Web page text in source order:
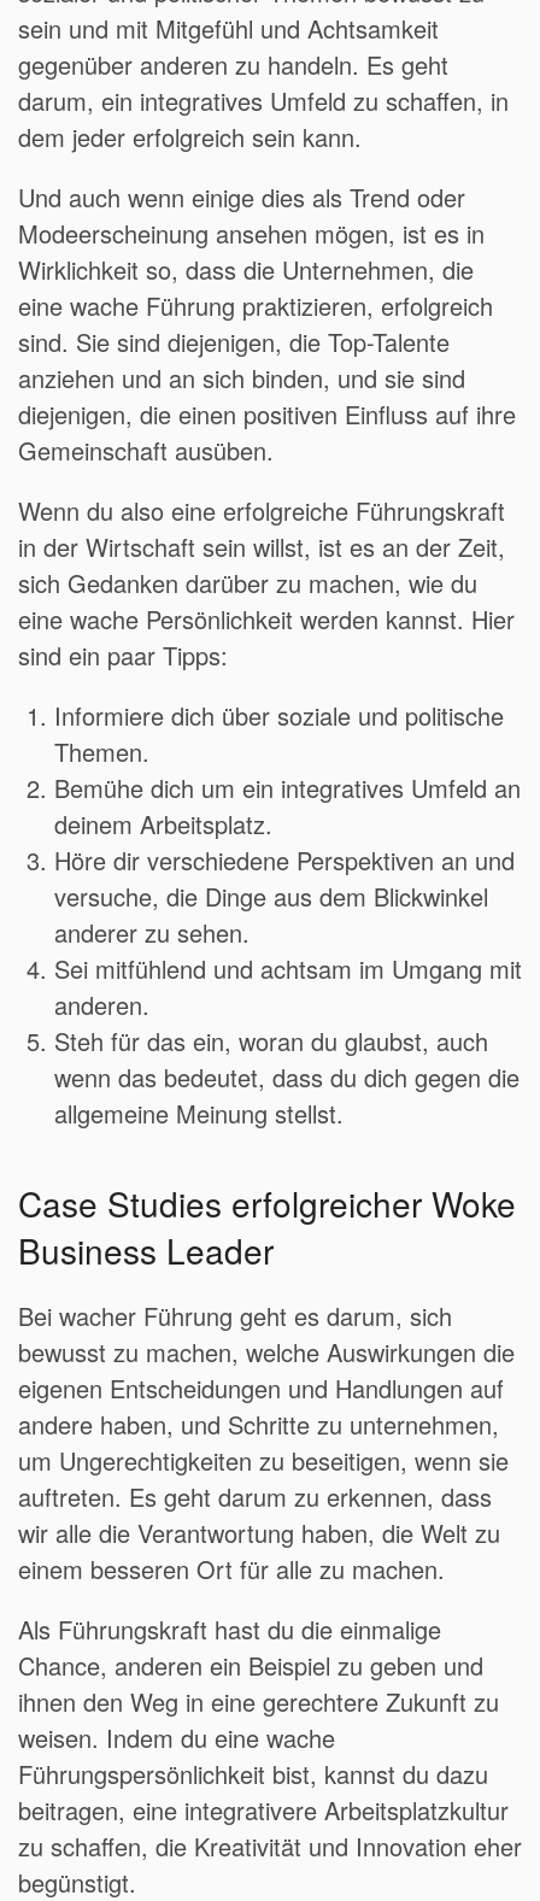
sein und mit Mitgefühl und Achtsamkeit
gegenüber anderen zu handeln. Es geht
darum, ein integratives Umfeld zu schaffen, in
dem jeder erfolgreich sein kann.
Und auch wenn einige dies als Trend oder
Modeerscheinung ansehen mögen, ist es in
Wirklichkeit so, dass die Unternehmen, die
eine wache Führung praktizieren, erfolgreich
sind. Sie sind diejenigen, die Top-Talente
anziehen und an sich binden, und sie sind
diejenigen, die einen positiven Einfluss auf ihre
Gemeinschaft ausüben.
Wenn du also eine erfolgreiche Führungskraft
in der Wirtschaft sein willst, ist es an der Zeit,
sich Gedanken darüber zu machen, wie du
eine wache Persönlichkeit werden kannst. Hier
sind ein paar Tipps:
Informiere dich über soziale und politische
Themen.
Bemühe dich um ein integratives Umfeld an
deinem Arbeitsplatz.
Höre dir verschiedene Perspektiven an und
versuche, die Dinge aus dem Blickwinkel
anderer zu sehen.
Sei mitfühlend und achtsam im Umgang mit
anderen.
Steh für das ein, woran du glaubst, auch
wenn das bedeutet, dass du dich gegen die
allgemeine Meinung stellst.
Case Studies erfolgreicher Woke
Business Leader
Bei wacher Führung geht es darum, sich
bewusst zu machen, welche Auswirkungen die
eigenen Entscheidungen und Handlungen auf
andere haben, und Schritte zu unternehmen,
um Ungerechtigkeiten zu beseitigen, wenn sie
auftreten. Es geht darum zu erkennen, dass
wir alle die Verantwortung haben, die Welt zu
einem besseren Ort für alle zu machen.
Als Führungskraft hast du die einmalige
Chance, anderen ein Beispiel zu geben und
ihnen den Weg in eine gerechtere Zukunft zu
weisen. Indem du eine wache
Führungspersönlichkeit bist, kannst du dazu
beitragen, eine integrativere Arbeitsplatzkultur
zu schaffen, die Kreativität und Innovation eher
begünstigt.